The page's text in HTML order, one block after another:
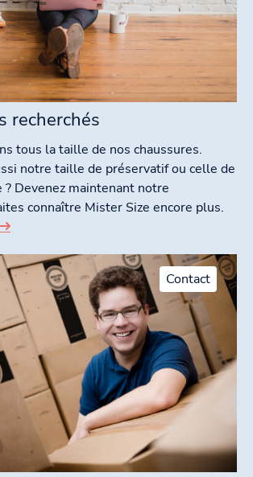
recherchés
tous la taille de nos chaussures.
notre taille de préservatif ou celle de
Devenez maintenant notre
connaître Mister Size encore plus.
Contact